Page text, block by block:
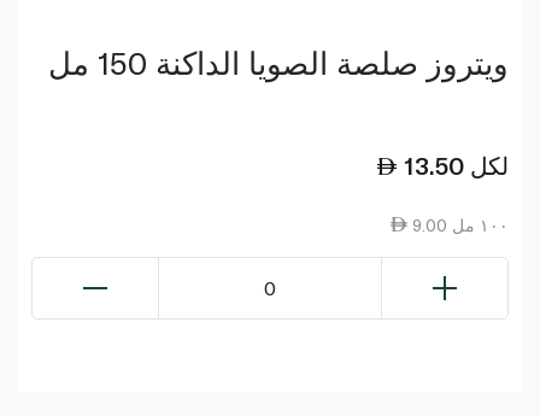
ويتروز صلصة الصويا الداكنة 150 مل
13.50 لكل
9.00 ١٠٠ مل
0